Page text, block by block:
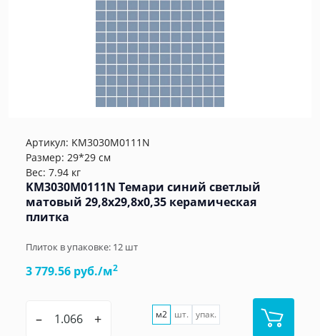
Артикул: KM3030M0111N
Размер: 29*29 см
Вес: 7.94 кг
KM3030M0111N Темари синий светлый
матовый 29,8x29,8x0,35 керамическая
плитка
Плиток в упаковке: 12 шт
3 779.56 руб./м2
– + м2 шт. упак.